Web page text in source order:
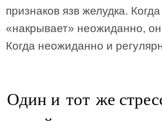
признаков язв желудка.
«накрывает» неожиданно,
Когда неожиданно и
Один и тот же